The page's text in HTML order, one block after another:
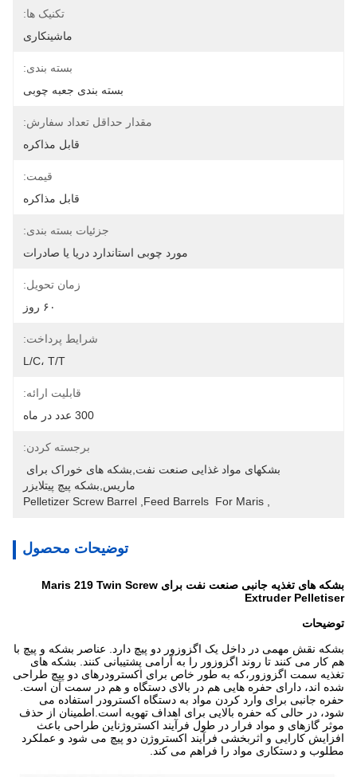
تکنیک ها:
ماشینکاری
بسته بندی:
بسته بندی جعبه چوبی
مقدار حداقل تعداد سفارش:
قابل مذاکره
قیمت:
قابل مذاکره
جزئیات بسته بندی:
مورد چوبی استاندارد دریا یا صادرات
زمان تحویل:
۶۰ روز
شرایط پرداخت:
L/C، T/T
قابلیت ارائه:
300 عدد در ماه
برجسته کردن:
ماریس,بشکه پیچ پیتلایزر
Feed Barrels  For Maris
Pelletizer Screw Barrel
توضیحات محصول
بشکه های تغذیه جانبی صنعت نفت برای Maris 219 Twin Screw
Extruder Pelletiser
توضیحات
بشکه نقش مهمی در داخل یک اگزوزور دو پیچ دارد. عناصر بشکه و پیچ با
هم کار می کنند تا روند اگزوزور را به آرامی پشتیبانی کنند. بشکه های
تغذیه سمت اگزوزور،که به طور خاص برای اکسترودرهای دو پیچ طراحی
شده اند، دارای حفره هایی هم در بالای دستگاه و هم در سمت آن است.
حفره جانبی برای وارد کردن مواد به دستگاه اکسترودر استفاده می
شود، در حالی که حفره بالایی برای اهداف تهویه است.اطمینان از حذف
موثر گازهای و مواد فرار در طول فرآیند اکستروژناین طراحی باعث
افزایش کارایی و اثربخشی فرآیند اکستروژن دو پیچ می شود و عملکرد
مطلوب و دستکاری مواد را فراهم می کند.